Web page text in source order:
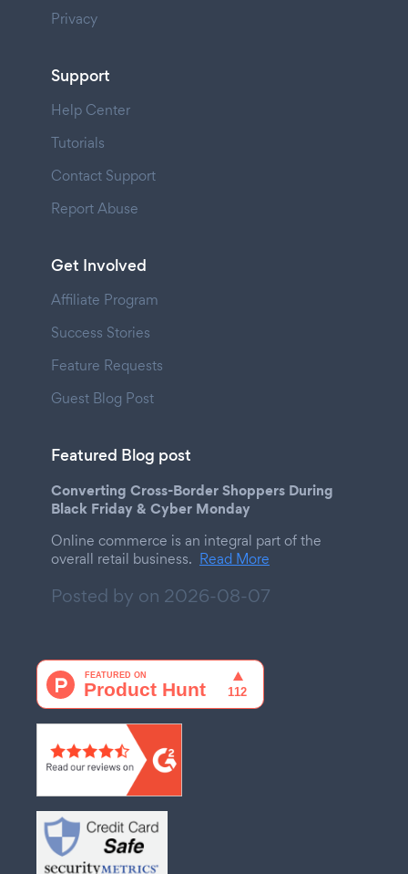
Privacy
Support
Help Center
Tutorials
Contact Support
Report Abuse
Get Involved
Affiliate Program
Success Stories
Feature Requests
Guest Blog Post
Featured Blog post
Converting Cross-Border Shoppers During
Black Friday & Cyber Monday
Online commerce is an integral part of the
overall retail business. Read More
Posted by on 2026-08-07